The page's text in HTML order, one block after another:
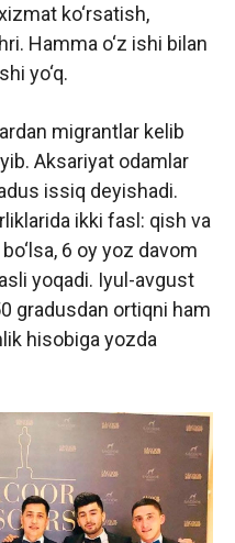
ko‘rsatish,
Hamma o‘z ishi bilan
yo‘q.
migrantlar kelib
Aksariyat odamlar
issiq deyishadi.
ikki fasl: qish va
6 oy yoz davom
yoqadi. Iyul-avgust
gradusdan ortiqni ham
hisobiga yozda